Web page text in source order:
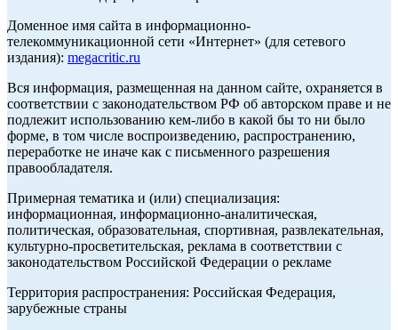
Доменное имя сайта в информационно-
телекоммуникационной сети «Интернет» (для сетевого
издания): megacritic.ru
Вся информация, размещенная на данном сайте, охраняется в
соответствии с законодательством РФ об авторском праве и не
подлежит использованию кем-либо в какой бы то ни было
форме, в том числе воспроизведению, распространению,
переработке не иначе как с письменного разрешения
правообладателя.
Примерная тематика и (или) специализация:
информационная, информационно-аналитическая,
политическая, образовательная, спортивная, развлекательная,
культурно-просветительская, реклама в соответствии с
законодательством Российской Федерации о рекламе
Территория распространения: Российская Федерация,
зарубежные страны